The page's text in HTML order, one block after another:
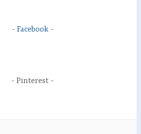
Facebook
Pinterest